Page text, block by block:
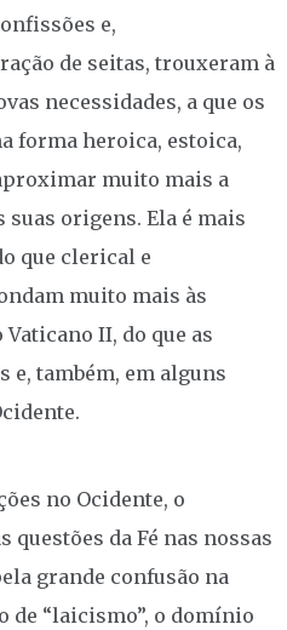
e,
de seitas, trouxeram à
necessidades, a que os
forma heroica, estoica,
muito mais a
suas origens. Ela é mais
que clerical e
muito mais às
II, do que as
e, também, em alguns
no Ocidente, o
questões da Fé nas nossas
grande confusão na
de “laicismo”, o domínio